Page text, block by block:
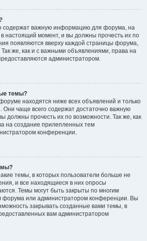
содержат важную информацию для форума, на
настоящий момент, и вы должны прочесть их по
появляются вверху каждой страницы форума,
же, как и с важными объявлениями, права на
администратором.
темы?
находятся ниже всех объявлений и только
Они чаще всего содержат достаточно важную
должны прочесть их по возможности. Так же, как
на создание прилепленных тем
конференции.
темы, в которых пользователи больше не
и все находящиеся в них опросы
Темы могут быть закрыты по многим
форума или администратором конференции. Вы
закрывать созданные вами темы, в
вам администратором